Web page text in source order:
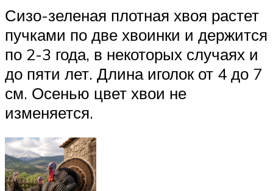
Сизо-зеленая плотная хвоя растет
пучками по две хвоинки и держится
по 2-3 года, в некоторых случаях и
до пяти лет. Длина иголок от 4 до 7
см. Осенью цвет хвои не
изменяется.